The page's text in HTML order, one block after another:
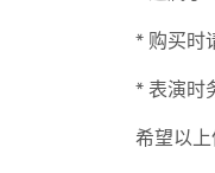
* 购买时
* 表演时
希望以上